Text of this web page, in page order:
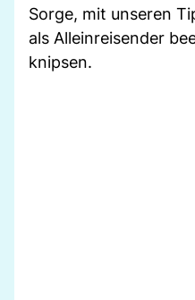
Sorge, mit unseren
als Alleinreisender
knipsen.